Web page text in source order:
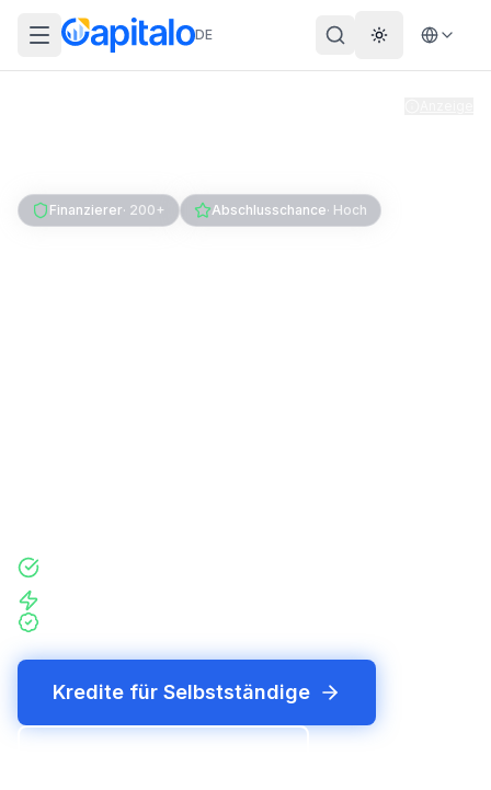
DE Theme
Finanzierer· 200+ Abschlusschance· Hoch
Kredite für Selbstständige